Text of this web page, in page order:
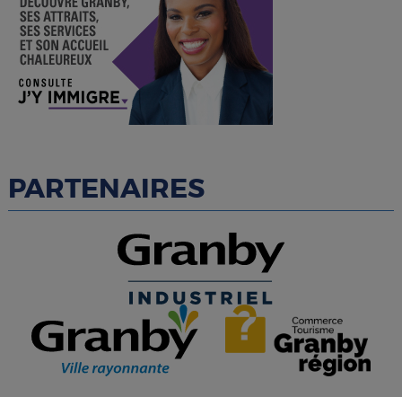
PARTENAIRES